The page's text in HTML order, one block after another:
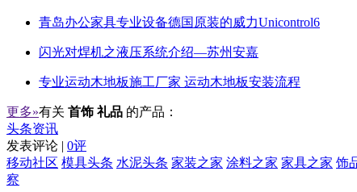
青岛办公家具专业设备德国原装的威力Unicontrol6
闪光对焊机之液压系统介绍—苏州安嘉
专业运动木地板施工厂家 运动木地板安装流程
更多»有关 首饰 礼品 的产品：
头条资讯
发表评论 | 0评
移动社区 模具头条 水泥头条 家装之家 涂料之家 家具之家 饰
察